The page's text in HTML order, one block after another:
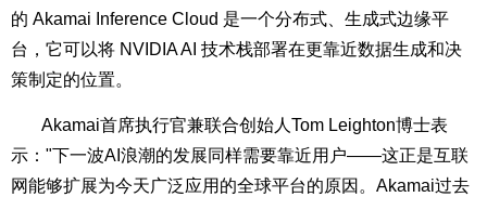
的 Akamai Inference Cloud 是一个分布式、生成式边缘平
台，它可以将 NVIDIA AI 技术栈部署在更靠近数据生成和决
策制定的位置。
Akamai首席执行官兼联合创始人Tom Leighton博士表
示："下一波AI浪潮的发展同样需要靠近用户——这正是互联
网能够扩展为今天广泛应用的全球平台的原因。Akamai过去